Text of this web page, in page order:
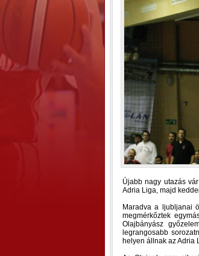
Újabb nagy utazás
Adria Liga, majd
Maradva a ljubljanai
megmérkőztek
Olajbányász
legrangosabb
helyen állnak az Adria